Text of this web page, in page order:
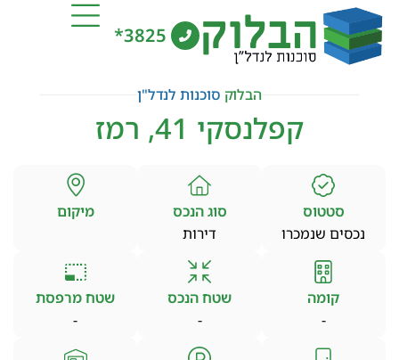
3825*
הבלוק סוכנות לנדל"ן
קפלנסקי 41, רמז
סטטוס
נכסים שנמכרו
סוג הנכס
דירות
מיקום
קומה
-
שטח הנכס
-
שטח מרפסת
-